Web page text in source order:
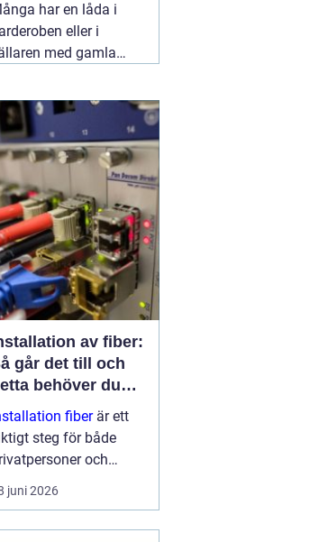
har en låda i
eller i
med gamla
steg,
och
Spelaren
kanske inte
och varje år som
riskerar banden att
sämre. Genom att
11 juni 2026
av fiber:
går det till och
behöver du
fiberär ett
steg för både
och
som vill ha
och snabbt
juni 2026